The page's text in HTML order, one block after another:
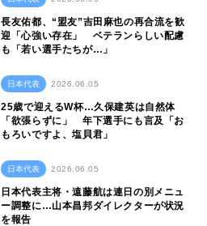
長友佑都、“盟友”吉田麻也の再合流を歓
迎「心強い存在」 ベテランらしい配慮
も「若い選手たちが…」
日本代表 2026.06.05
25歳で迎えるW杯…久保建英は自然体
「欲張らずに」 年下選手にも言及「お
もろいですよ、塩貝君」
日本代表 2026.06.05
日本代表主将・遠藤航は連日の別メニュ
ー調整に…山本昌邦ダイレクターが状況
を報告